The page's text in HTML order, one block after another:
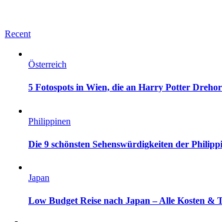
Recent
Österreich
5 Fotospots in Wien, die an Harry Potter
Philippinen
Die 9 schönsten Sehenswürdigkeiten der
Japan
Low Budget Reise nach Japan – Alle Kosten &